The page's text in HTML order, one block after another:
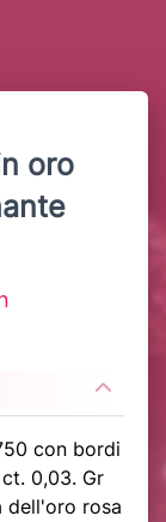
oro
con bordi
0,03. Gr
dell'oro rosa